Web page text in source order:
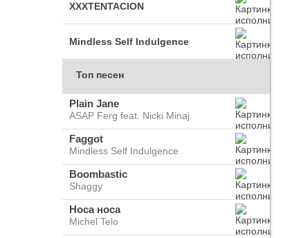
XXXTENTACION
Mindless Self Indulgence
Топ песен
Plain Jane
ASAP Ferg feat. Nicki Minaj
Faggot
Mindless Self Indulgence
Boombastic
Shaggy
Носа носа
Michel Telo